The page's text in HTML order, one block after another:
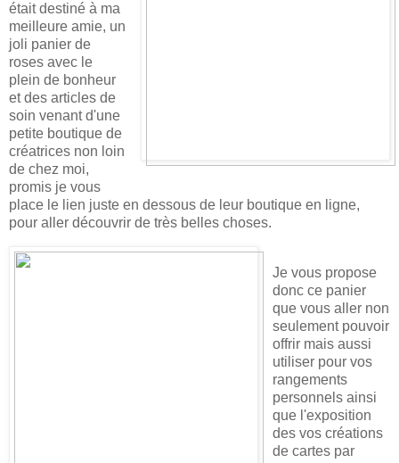
était destiné à ma
meilleure amie, un
joli panier de
roses avec le
plein de bonheur
et des articles de
soin venant d'une
petite boutique de
créatrices non loin
de chez moi,
promis je vous
place le lien juste en dessous de leur boutique en ligne,
pour aller découvrir de très belles choses.
Je vous propose
donc ce panier
que vous aller non
seulement pouvoir
offrir mais aussi
utiliser pour vos
rangements
personnels ainsi
que l'exposition
des vos créations
de cartes par